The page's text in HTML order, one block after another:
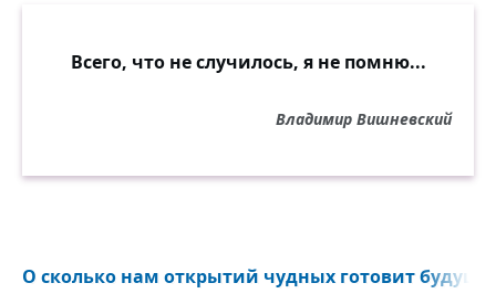
Всего, что не случилось, я не помню...
Владимир Вишневский
О сколько нам открытий чудных готовит